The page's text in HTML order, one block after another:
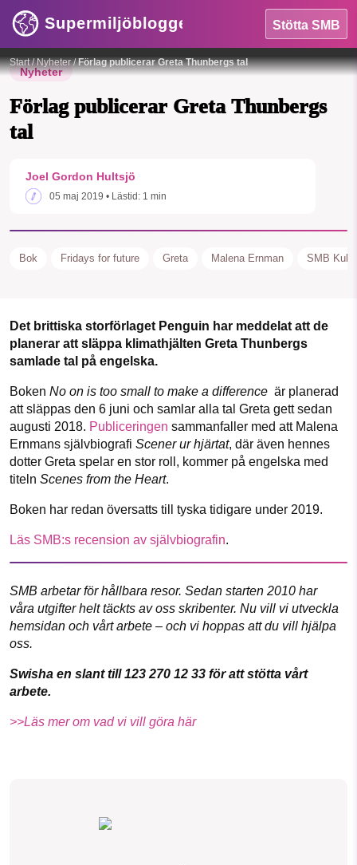
Supermiljöbloggen Stötta SMB
OMRÅDEN
OM OSS
Facebook
Threads LinkedIn
Start/Nyheter/Förlag publicerar Greta Thunbergs tal
Nyheter
Förlag publicerar Greta Thunbergs
tal
Foto: Anders Hellberg
Joel Gordon Hultsjö
05 maj 2019 • Lästid: 1 min
Bok Fridays for future Greta Malena Ernman SMB
Det brittiska storförlaget Penguin har meddelat att de
planerar att släppa klimathjälten Greta Thunbergs
samlade tal på engelska.
Boken No on is too small to make a difference är planerad
att släppas den 6 juni och samlar alla tal Greta gett sedan
augusti 2018. Publiceringen sammanfaller med att Malena
Ernmans självbiografi Scener ur hjärtat, där även hennes
dotter Greta spelar en stor roll, kommer på engelska med
titeln Scenes from the Heart.
Boken har redan översatts till tyska tidigare under 2019.
Läs SMB:s recension av självbiografin.
SMB arbetar för hållbara resor. Sedan starten 2010 har
våra utgifter helt täckts av oss skribenter. Nu vill vi utveckla
hemsidan och vårt arbete – och vi hoppas att du vill hjälpa
oss.
Swisha en slant till 123 270 12 33 för att stötta vårt
arbete.
>>Läs mer om vad vi vill göra här
SMB kämpar för en hållbar framtid. Sedan
drivit miljödebatten framåt genom
nyhetsbevakning och granskningar. Nu
Stötta vårt arbete genom att swisha en slant till
1231368703
Läs vad vi vill göra